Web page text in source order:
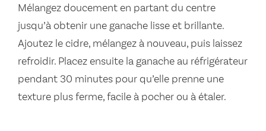
Mélangez doucement en partant du centre
jusqu’à obtenir une ganache lisse et brillante.
Ajoutez le cidre, mélangez à nouveau, puis laissez
refroidir. Placez ensuite la ganache au réfrigérateur
pendant 30 minutes pour qu’elle prenne une
texture plus ferme, facile à pocher ou à étaler.